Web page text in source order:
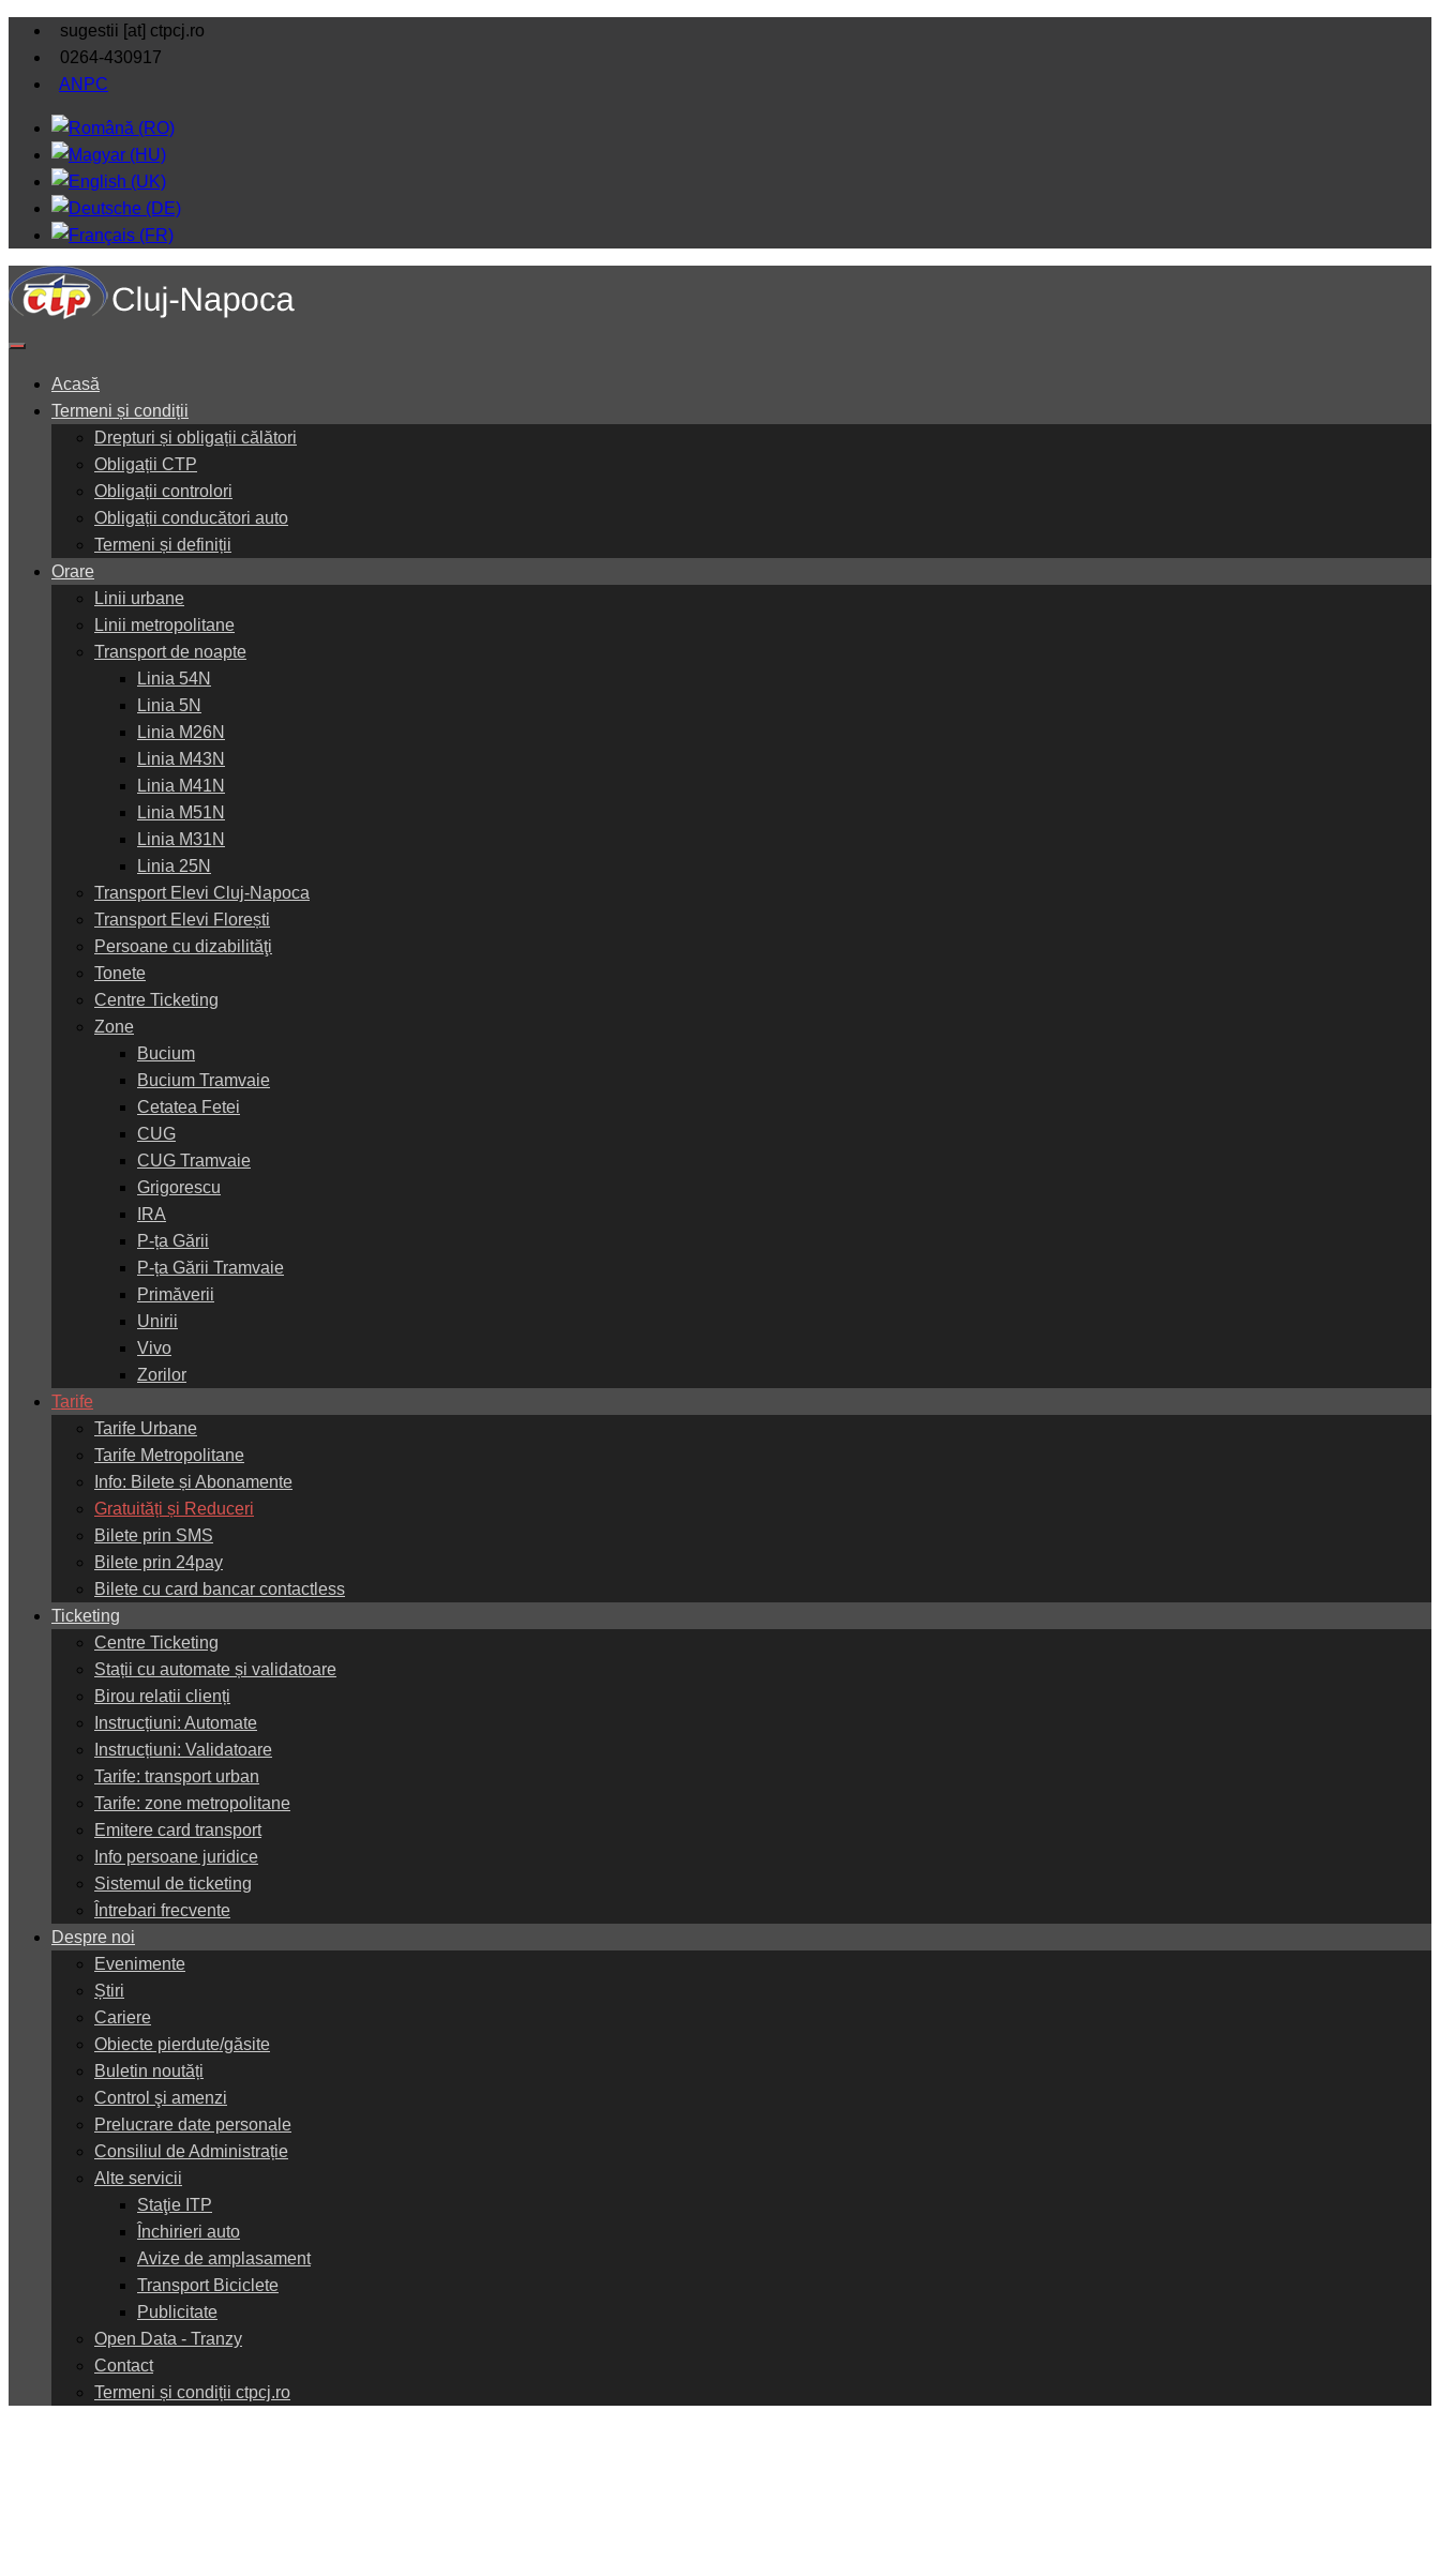
sugestii [at] ctpcj.ro
0264-430917
ANPC
Acasă
Termeni și condiții
Drepturi și obligații călători
Obligații CTP
Obligații controlori
Obligații conducători auto
Termeni și definiții
Orare
Linii urbane
Linii metropolitane
Transport de noapte
Linia 54N
Linia 5N
Linia M26N
Linia M43N
Linia M41N
Linia M51N
Linia M31N
Linia 25N
Transport Elevi Cluj-Napoca
Transport Elevi Florești
Persoane cu dizabilităţi
Tonete
Centre Ticketing
Zone
Bucium
Bucium Tramvaie
Cetatea Fetei
CUG
CUG Tramvaie
Grigorescu
IRA
P-ța Gării
P-ța Gării Tramvaie
Primăverii
Unirii
Vivo
Zorilor
Tarife
Tarife Urbane
Tarife Metropolitane
Info: Bilete și Abonamente
Gratuități și Reduceri
Bilete prin SMS
Bilete prin 24pay
Bilete cu card bancar contactless
Ticketing
Centre Ticketing
Stații cu automate și validatoare
Birou relatii clienți
Instrucțiuni: Automate
Instrucțiuni: Validatoare
Tarife: transport urban
Tarife: zone metropolitane
Emitere card transport
Info persoane juridice
Sistemul de ticketing
Întrebari frecvente
Despre noi
Evenimente
Știri
Cariere
Obiecte pierdute/găsite
Buletin noutăți
Control şi amenzi
Prelucrare date personale
Consiliul de Administrație
Alte servicii
Staţie ITP
Închirieri auto
Avize de amplasament
Transport Biciclete
Publicitate
Open Data - Tranzy
Contact
Termeni și condiții ctpcj.ro